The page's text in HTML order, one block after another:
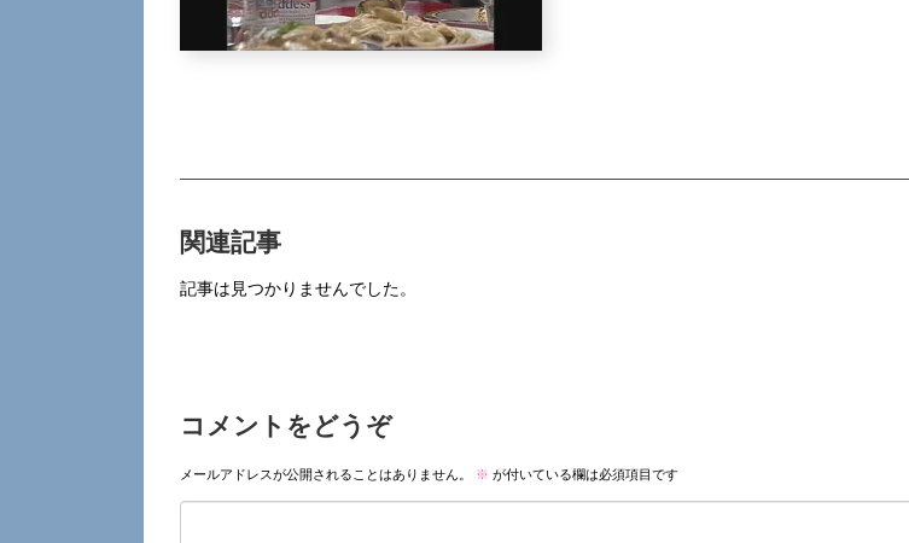
関連記事
記事は見つかりませんでした。
コメントをどうぞ
メールアドレスが公開されることはありません。 ※ が付いている欄は必須項目です